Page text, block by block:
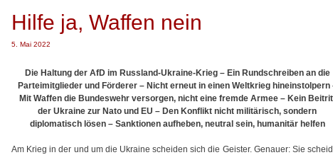
Hilfe ja, Waffen nein
5. Mai 2022
Die Haltung der AfD im Russland-Ukraine-Krieg – Ein Rundschreiben an die
Parteimitglieder und Förderer – Nicht erneut in einen Weltkrieg hineinstolpern
Mit Waffen die Bundeswehr versorgen, nicht eine fremde Armee – Kein
der Ukraine zur Nato und EU – Den Konflikt nicht militärisch, sondern
diplomatisch lösen – Sanktionen aufheben, neutral sein, humanitär helfen
Am Krieg in der und um die Ukraine scheiden sich die Geister. Genauer: Sie